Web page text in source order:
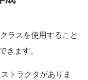
クラスを使用すること
きます。
トラクタがありま